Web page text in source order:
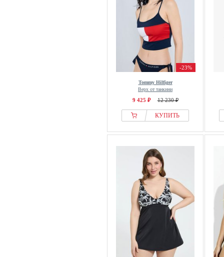
-23%
Tommy Hilfiger
Верх от танкини
9 425 ₽ 12 230 ₽
КУПИТЬ